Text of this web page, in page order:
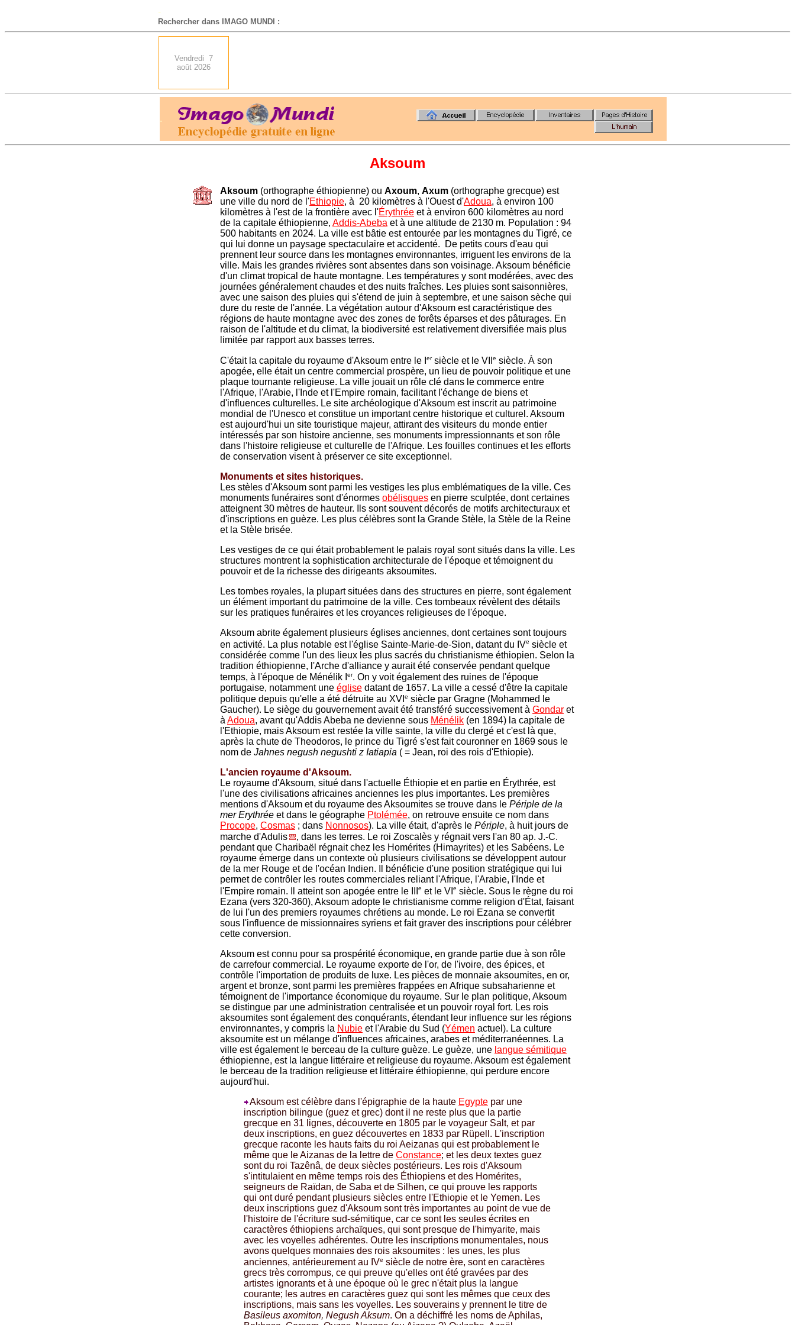
-
Rechercher dans IMAGO MUNDI :
Vendredi 7
août 2026
.
Aksoum
Aksoum (orthographe éthiopienne) ou Axoum, Axum (orthographe grecque) est
une ville du nord de l'Ethiopie, à 20 kilomètres à l'Ouest d'Adoua, à environ 100
kilomètres à l'est de la frontière avec l'Érythrée et à environ 600 kilomètres au nord
de la capitale éthiopienne, Addis-Abeba et à une altitude de 2130 m. Population : 94
500 habitants en 2024. La ville est bâtie est entourée par les montagnes du Tigré, ce
qui lui donne un paysage spectaculaire et accidenté. De petits cours d'eau qui
prennent leur source dans les montagnes environnantes, irriguent les environs de la
ville. Mais les grandes rivières sont absentes dans son voisinage. Aksoum bénéficie
d'un climat tropical de haute montagne. Les températures y sont modérées, avec des
journées généralement chaudes et des nuits fraîches. Les pluies sont saisonnières,
avec une saison des pluies qui s'étend de juin à septembre, et une saison sèche qui
dure du reste de l'année. La végétation autour d'Aksoum est caractéristique des
régions de haute montagne avec des zones de forêts éparses et des pâturages. En
raison de l'altitude et du climat, la biodiversité est relativement diversifiée mais plus
limitée par rapport aux basses terres.
C'était la capitale du royaume d'Aksoum entre le I ersiècle et le VII e siècle. À son
apogée, elle était un centre commercial prospère, un lieu de pouvoir politique et une
plaque tournante religieuse. La ville jouait un rôle clé dans le commerce entre
l'Afrique, l'Arabie, l'Inde et l'Empire romain, facilitant l'échange de biens et
d'influences culturelles. Le site archéologique d'Aksoum est inscrit au patrimoine
mondial de l'Unesco et constitue un important centre historique et culturel. Aksoum
est aujourd'hui un site touristique majeur, attirant des visiteurs du monde entier
intéressés par son histoire ancienne, ses monuments impressionnants et son rôle
dans l'histoire religieuse et culturelle de l'Afrique. Les fouilles continues et les efforts
de conservation visent à préserver ce site exceptionnel.
Monuments et sites historiques.
Les stèles d'Aksoum sont parmi les vestiges les plus emblématiques de la ville. Ces
monuments funéraires sont d'énormes obélisques en pierre sculptée, dont certaines
atteignent 30 mètres de hauteur. Ils sont souvent décorés de motifs architecturaux et
d'inscriptions en guèze. Les plus célèbres sont la Grande Stèle, la Stèle de la Reine
et la Stèle brisée.
Les vestiges de ce qui était probablement le palais royal sont situés dans la ville. Les
structures montrent la sophistication architecturale de l'époque et témoignent du
pouvoir et de la richesse des dirigeants aksoumites.
Les tombes royales, la plupart situées dans des structures en pierre, sont également
un élément important du patrimoine de la ville. Ces tombeaux révèlent des détails
sur les pratiques funéraires et les croyances religieuses de l'époque.
Aksoum abrite également plusieurs églises anciennes, dont certaines sont toujours
en activité. La plus notable est l'église Sainte-Marie-de-Sion, datant du IVe siècle et
considérée comme l'un des lieux les plus sacrés du christianisme éthiopien. Selon la
tradition éthiopienne, l'Arche d'alliance y aurait été conservée pendant quelque
temps, à l'époque de Ménélik I
er. On y voit également des ruines de l'époque
portugaise, notamment une église datant de 1657. La ville a cessé d'être la capitale
politique depuis qu'elle a été détruite au XVI e siècle par Gragne (Mohammed le
Gaucher). Le siège du gouvernement avait été transféré successivement à Gondar et
àAdoua, avant qu'Addis Abeba ne devienne sous Ménélik (en 1894) la capitale de
l'Ethiopie, mais Aksoum est restée la ville sainte, la ville du clergé et c'est là que,
après la chute de Theodoros, le prince du Tigré s'est fait couronner en 1869 sous le
nom de Jahnes negush negushti z Iatiapia ( = Jean, roi des rois d'Ethiopie).
L'ancien royaume d'Aksoum.
Le royaume d'Aksoum, situé dans l'actuelle Éthiopie et en partie en Érythrée, est
l'une des civilisations africaines anciennes les plus importantes. Les premières
mentions d'Aksoum et du royaume des Aksoumites se trouve dans le Périple de la
mer Erythrée et dans le géographe Ptolémée, on retrouve ensuite ce nom dans
Procope, Cosmas ; dans Nonnosos). La ville était, d'après le Périple, à huit jours de
marche d'Adulis
, dans les terres. Le roi Zoscalès y régnait vers l'an 80 ap. J.-C.
pendant que Charibaël régnait chez les Homérites (Himayrites) et les Sabéens. Le
royaume émerge dans un contexte où plusieurs civilisations se développent autour
de la mer Rouge et de l'océan Indien. Il bénéficie d'une position stratégique qui lui
permet de contrôler les routes commerciales reliant l'Afrique, l'Arabie, l'Inde et
l'Empire romain. Il atteint son apogée entre le III
e et le VI e siècle. Sous le règne du roi
Ezana (vers 320-360), Aksoum adopte le christianisme comme religion d'État, faisant
de lui l'un des premiers royaumes chrétiens au monde. Le roi Ezana se convertit
sous l'influence de missionnaires syriens et fait graver des inscriptions pour célébrer
cette conversion.
Aksoum est connu pour sa prospérité économique, en grande partie due à son rôle
de carrefour commercial. Le royaume exporte de l'or, de l'ivoire, des épices, et
contrôle l'importation de produits de luxe. Les pièces de monnaie aksoumites, en or,
argent et bronze, sont parmi les premières frappées en Afrique subsaharienne et
témoignent de l'importance économique du royaume. Sur le plan politique, Aksoum
se distingue par une administration centralisée et un pouvoir royal fort. Les rois
aksoumites sont également des conquérants, étendant leur influence sur les régions
environnantes, y compris la Nubie et l'Arabie du Sud (Yémen actuel). La culture
aksoumite est un mélange d'influences africaines, arabes et méditerranéennes. La
ville est également le berceau de la culture guèze. Le guèze, une langue sémitique
éthiopienne, est la langue littéraire et religieuse du royaume. Aksoum est également
le berceau de la tradition religieuse et littéraire éthiopienne, qui perdure encore
aujourd'hui.
Aksoum est célèbre dans l'épigraphie de la haute Egypte par une
inscription bilingue (guez et grec) dont il ne reste plus que la partie
grecque en 31 lignes, découverte en 1805 par le voyageur Salt, et par
deux inscriptions, en guez découvertes en 1833 par Rüpell. L'inscription
grecque raconte les hauts faits du roi Aeizanas qui est probablement le
même que le Aizanas de la lettre de Constance; et les deux textes guez
sont du roi Tazênâ, de deux siècles postérieurs. Les rois d'Aksoum
s'intitulaient en même temps rois des Éthiopiens et des Homérites,
seigneurs de Raïdan, de Saba et de Silhen, ce qui prouve les rapports
qui ont duré pendant plusieurs siècles entre l'Ethiopie et le Yemen. Les
deux inscriptions guez d'Aksoum sont très importantes au point de vue de
l'histoire de l'écriture sud-sémitique, car ce sont les seules écrites en
caractères éthiopiens archaïques, qui sont presque de l'himyarite, mais
avec les voyelles adhérentes. Outre les inscriptions monumentales, nous
avons quelques monnaies des rois aksoumites : les unes, les plus
anciennes, antérieurement au IVe siècle de notre ère, sont en caractères
grecs très corrompus, ce qui preuve qu'elles ont été gravées par des
artistes ignorants et à une époque où le grec n'était plus la langue
courante; les autres en caractères guez qui sont les mêmes que ceux des
inscriptions, mais sans les voyelles. Les souverains y prennent le titre de
Basileus axomiton, Negush Aksum. On a déchiffré les noms de Aphilas,